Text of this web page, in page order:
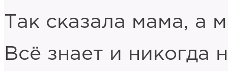
Так сказала мама, а
Всё знает и никогда